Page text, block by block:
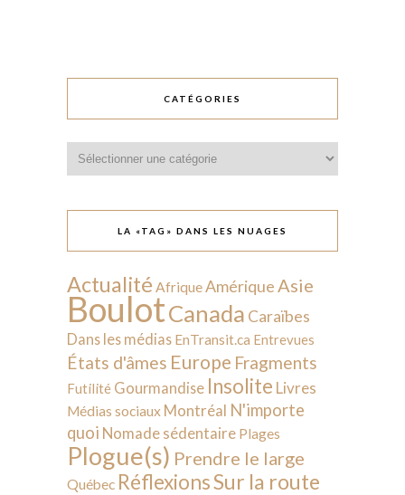
CATÉGORIES
LA «TAG» DANS LES NUAGES
Actualité AfriqueAmérique Asie
BoulotCanada Caraïbes
Dans les médias EnTransit.ca Entrevues
États d'âmes Europe Fragments
Futilité Gourmandise Insolite Livres
Médias sociaux Montréal N'importe
quoi Nomade sédentaire Plages
Plogue(s) Prendre le large
Québec RéflexionsSur la route